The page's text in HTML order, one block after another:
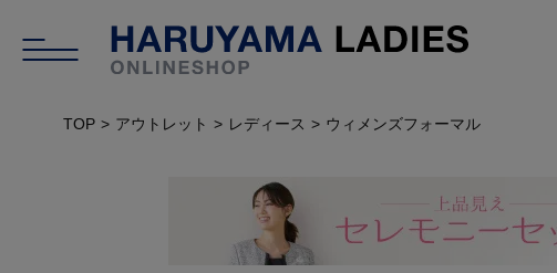
TOP アウトレット レディース ウィメンズフォーマル